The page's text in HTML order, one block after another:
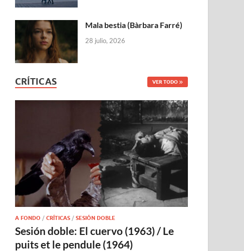
Mala bestia (Bàrbara Farré)
28 julio, 2026
CRÍTICAS VER TODO
A FONDO /CRÍTICAS /SESIÓN DOBLE
Sesión doble: El cuervo (1963) / Le
puits et le pendule (1964)